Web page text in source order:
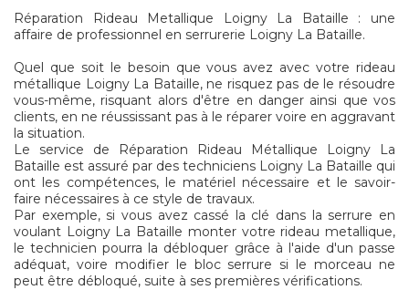
Réparation Rideau Metallique Loigny La Bataille : une
affaire de professionnel en serrurerie Loigny La Bataille.
Quel que soit le besoin que vous avez avec votre rideau
métallique Loigny La Bataille, ne risquez pas de le résoudre
vous-même, risquant alors d'être en danger ainsi que vos
clients, en ne réussissant pas à le réparer voire en aggravant
la situation.
Le service de Réparation Rideau Métallique Loigny La
Bataille est assuré par des techniciens Loigny La Bataille qui
ont les compétences, le matériel nécessaire et le savoir-
faire nécessaires à ce style de travaux.
Par exemple, si vous avez cassé la clé dans la serrure en
voulant Loigny La Bataille monter votre rideau metallique,
le technicien pourra la débloquer grâce à l'aide d'un passe
adéquat, voire modifier le bloc serrure si le morceau ne
peut être débloqué, suite à ses premières vérifications.